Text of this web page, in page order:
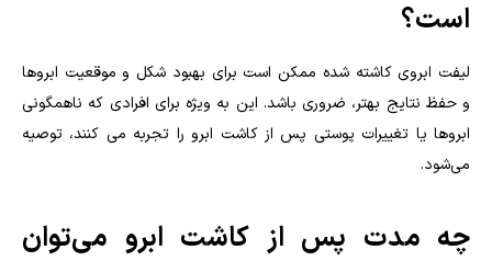
است؟
لیفت ابروی کاشته شده ممکن است برای بهبود شکل و موقعیت ابروها
و حفظ نتایج بهتر، ضروری باشد. این به ویژه برای افرادی که ناهمگونی
ابروها یا تغییرات پوستی پس از کاشت ابرو را تجربه می کنند، توصیه
می‌شود.
چه مدت پس از کاشت ابرو می‌توان